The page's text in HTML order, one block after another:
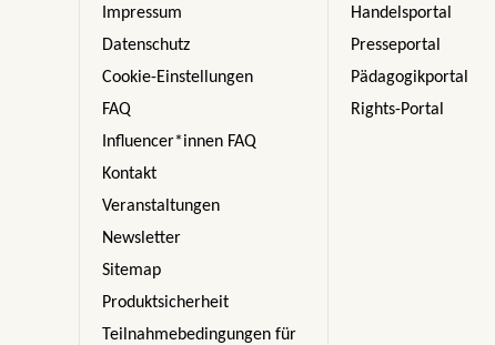
Impressum
Datenschutz
Cookie-Einstellungen
FAQ
Influencer*innen FAQ
Kontakt
Veranstaltungen
Newsletter
Sitemap
Produktsicherheit
Teilnahmebedingungen für
Handelsportal
Presseportal
Pädagogikportal
Rights-Portal